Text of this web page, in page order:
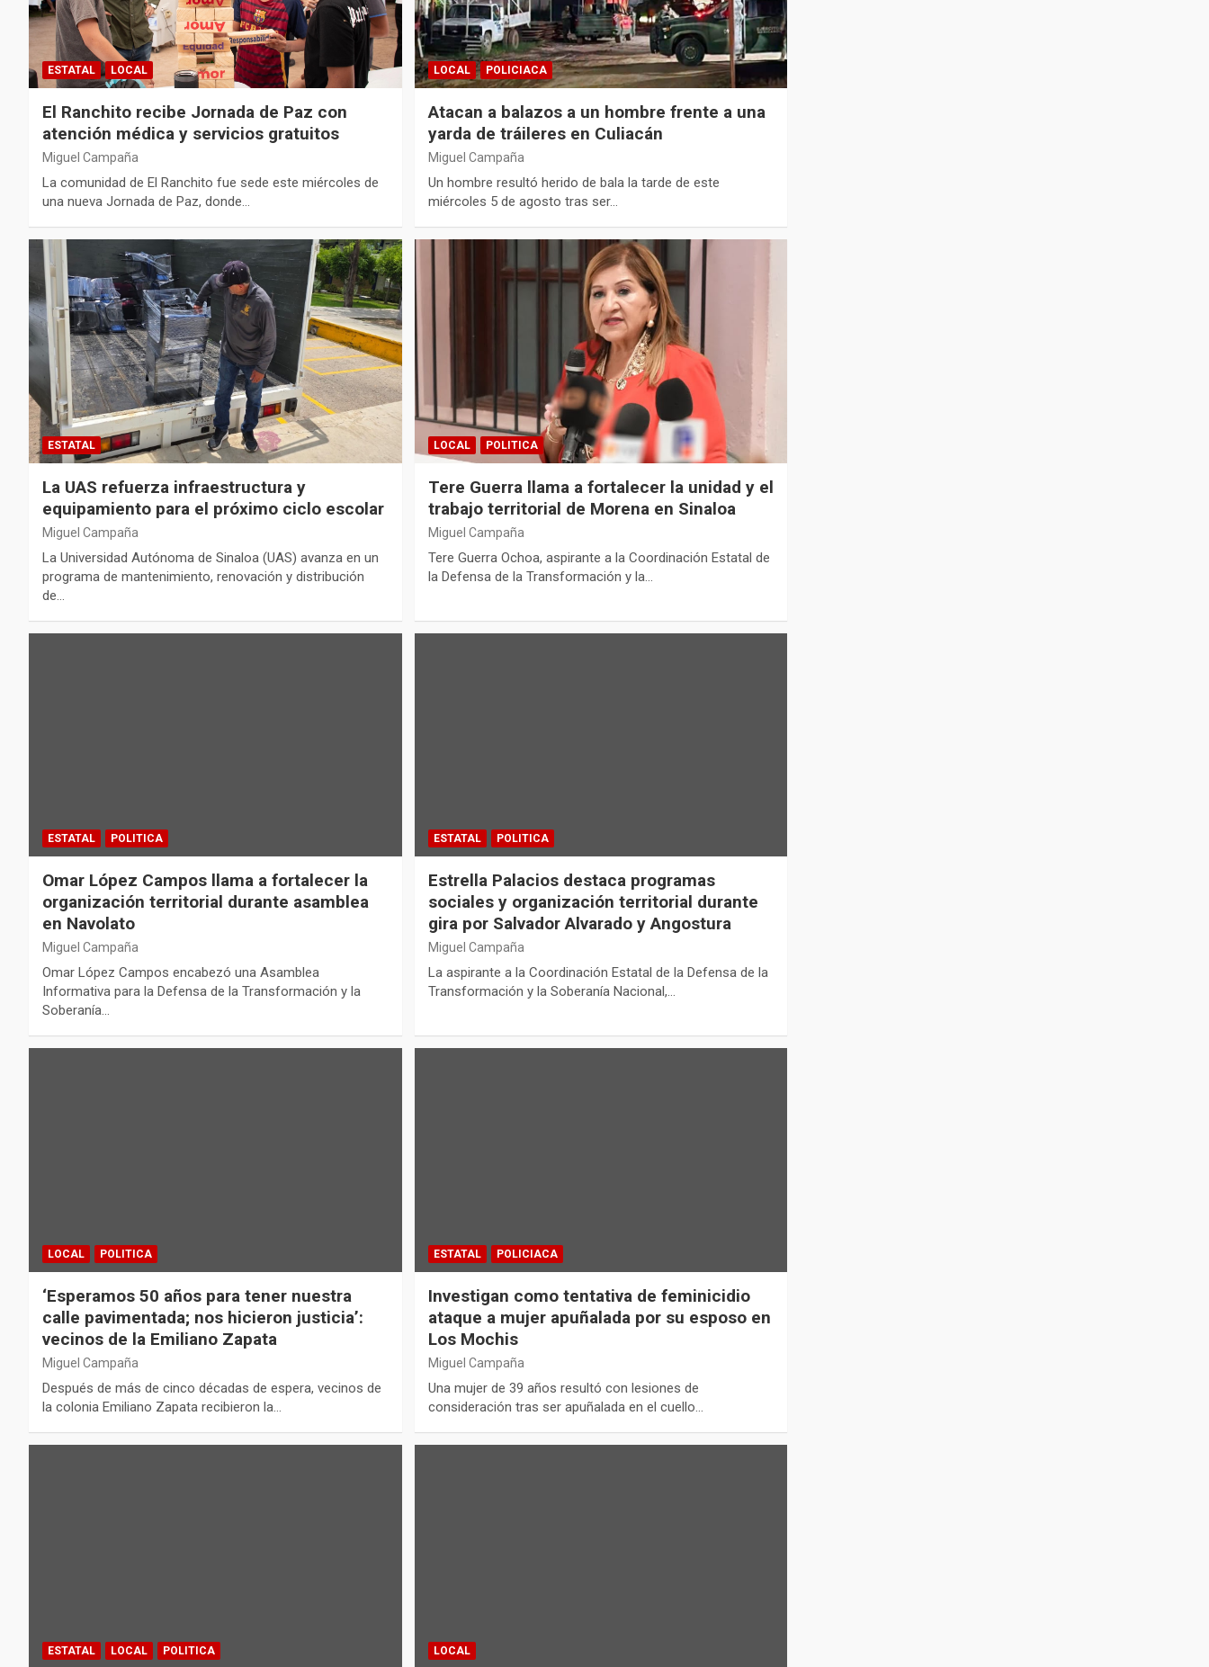
ESTATAL LOCAL
El Ranchito recibe Jornada de Paz con
atención médica y servicios gratuitos
Miguel Campaña
La comunidad de El Ranchito fue sede este miércoles de
una nueva Jornada de Paz, donde…
LOCAL POLICIACA
Atacan a balazos a un hombre frente a una
yarda de tráileres en Culiacán
Miguel Campaña
Un hombre resultó herido de bala la tarde de este
miércoles 5 de agosto tras ser…
ESTATAL
La UAS refuerza infraestructura y
equipamiento para el próximo ciclo escolar
Miguel Campaña
La Universidad Autónoma de Sinaloa (UAS) avanza en un
programa de mantenimiento, renovación y distribución
de…
LOCAL POLITICA
Tere Guerra llama a fortalecer la unidad y el
trabajo territorial de Morena en Sinaloa
Miguel Campaña
Tere Guerra Ochoa, aspirante a la Coordinación Estatal de
la Defensa de la Transformación y la…
ESTATAL POLITICA
Omar López Campos llama a fortalecer la
organización territorial durante asamblea
en Navolato
Miguel Campaña
Omar López Campos encabezó una Asamblea
Informativa para la Defensa de la Transformación y la
Soberanía…
ESTATAL POLITICA
Estrella Palacios destaca programas
sociales y organización territorial durante
gira por Salvador Alvarado y Angostura
Miguel Campaña
La aspirante a la Coordinación Estatal de la Defensa de la
Transformación y la Soberanía Nacional,…
LOCAL POLITICA
‘Esperamos 50 años para tener nuestra
calle pavimentada; nos hicieron justicia’:
vecinos de la Emiliano Zapata
Miguel Campaña
Después de más de cinco décadas de espera, vecinos de
la colonia Emiliano Zapata recibieron la…
ESTATAL POLICIACA
Investigan como tentativa de feminicidio
ataque a mujer apuñalada por su esposo en
Los Mochis
Miguel Campaña
Una mujer de 39 años resultó con lesiones de
consideración tras ser apuñalada en el cuello…
ESTATAL LOCAL POLITICA LOCAL